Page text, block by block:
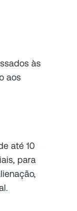
às
aos
até 10
para